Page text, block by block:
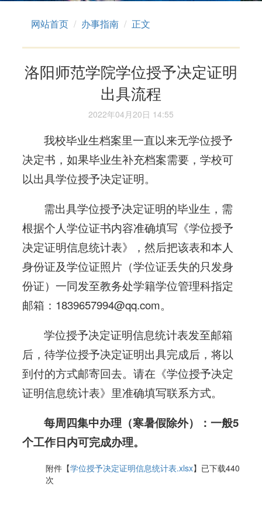
网站首页 办事指南 正文
洛阳师范学院学位授予决定证明
出具流程
2022年04月20日 14:55
我校毕业生档案里一直以来无学位授予
决定书，如果毕业生补充档案需要，学校可
以出具学位授予决定证明。
需出具学位授予决定证明的毕业生，需
根据个人学位证书内容准确填写《学位授予
决定证明信息统计表》，然后把该表和本人
身份证及学位证照片（学位证丢失的只发身
份证）一同发至教务处学籍学位管理科指定
邮箱：1839657994@qq.com。
学位授予决定证明信息统计表发至邮箱
后，待学位授予决定证明出具完成后，将以
到付的方式邮寄回去。请在《学位授予决定
证明信息统计表》里准确填写联系方式。
每周四集中办理（寒暑假除外）：一般5
个工作日内可完成办理。
附件【学位授予决定证明信息统计表.xlsx】已下载440
次